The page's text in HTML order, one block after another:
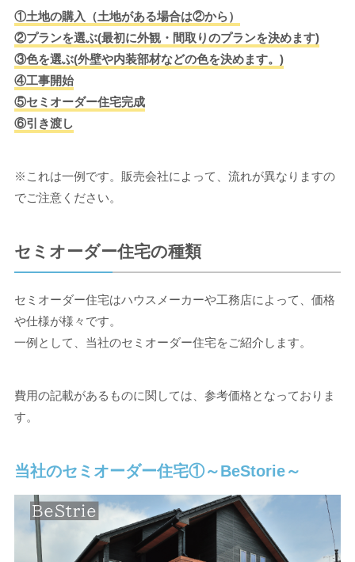
①土地の購入（土地がある場合は②から）
②プランを選ぶ(最初に外観・間取りのプランを決めます)
③色を選ぶ(外壁や内装部材などの色を決めます。)
④工事開始
⑤セミオーダー住宅完成
⑥引き渡し
※これは一例です。販売会社によって、流れが異なりますの
でご注意ください。
セミオーダー住宅の種類
セミオーダー住宅はハウスメーカーや工務店によって、価格
や仕様が様々です。
一例として、当社のセミオーダー住宅をご紹介します。
費用の記載があるものに関しては、参考価格となっておりま
す。
当社のセミオーダー住宅①～BeStorie～